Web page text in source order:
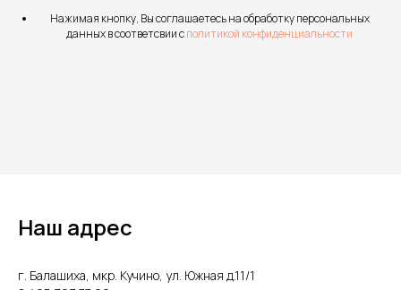
Нажимая кнопку, Вы соглашаетесь на обработку персональных
данных в соответсвии сполитикой конфиденциальности
Наш адрес
г. Балашиха, мкр. Кучино, ул. Южная д.11/1